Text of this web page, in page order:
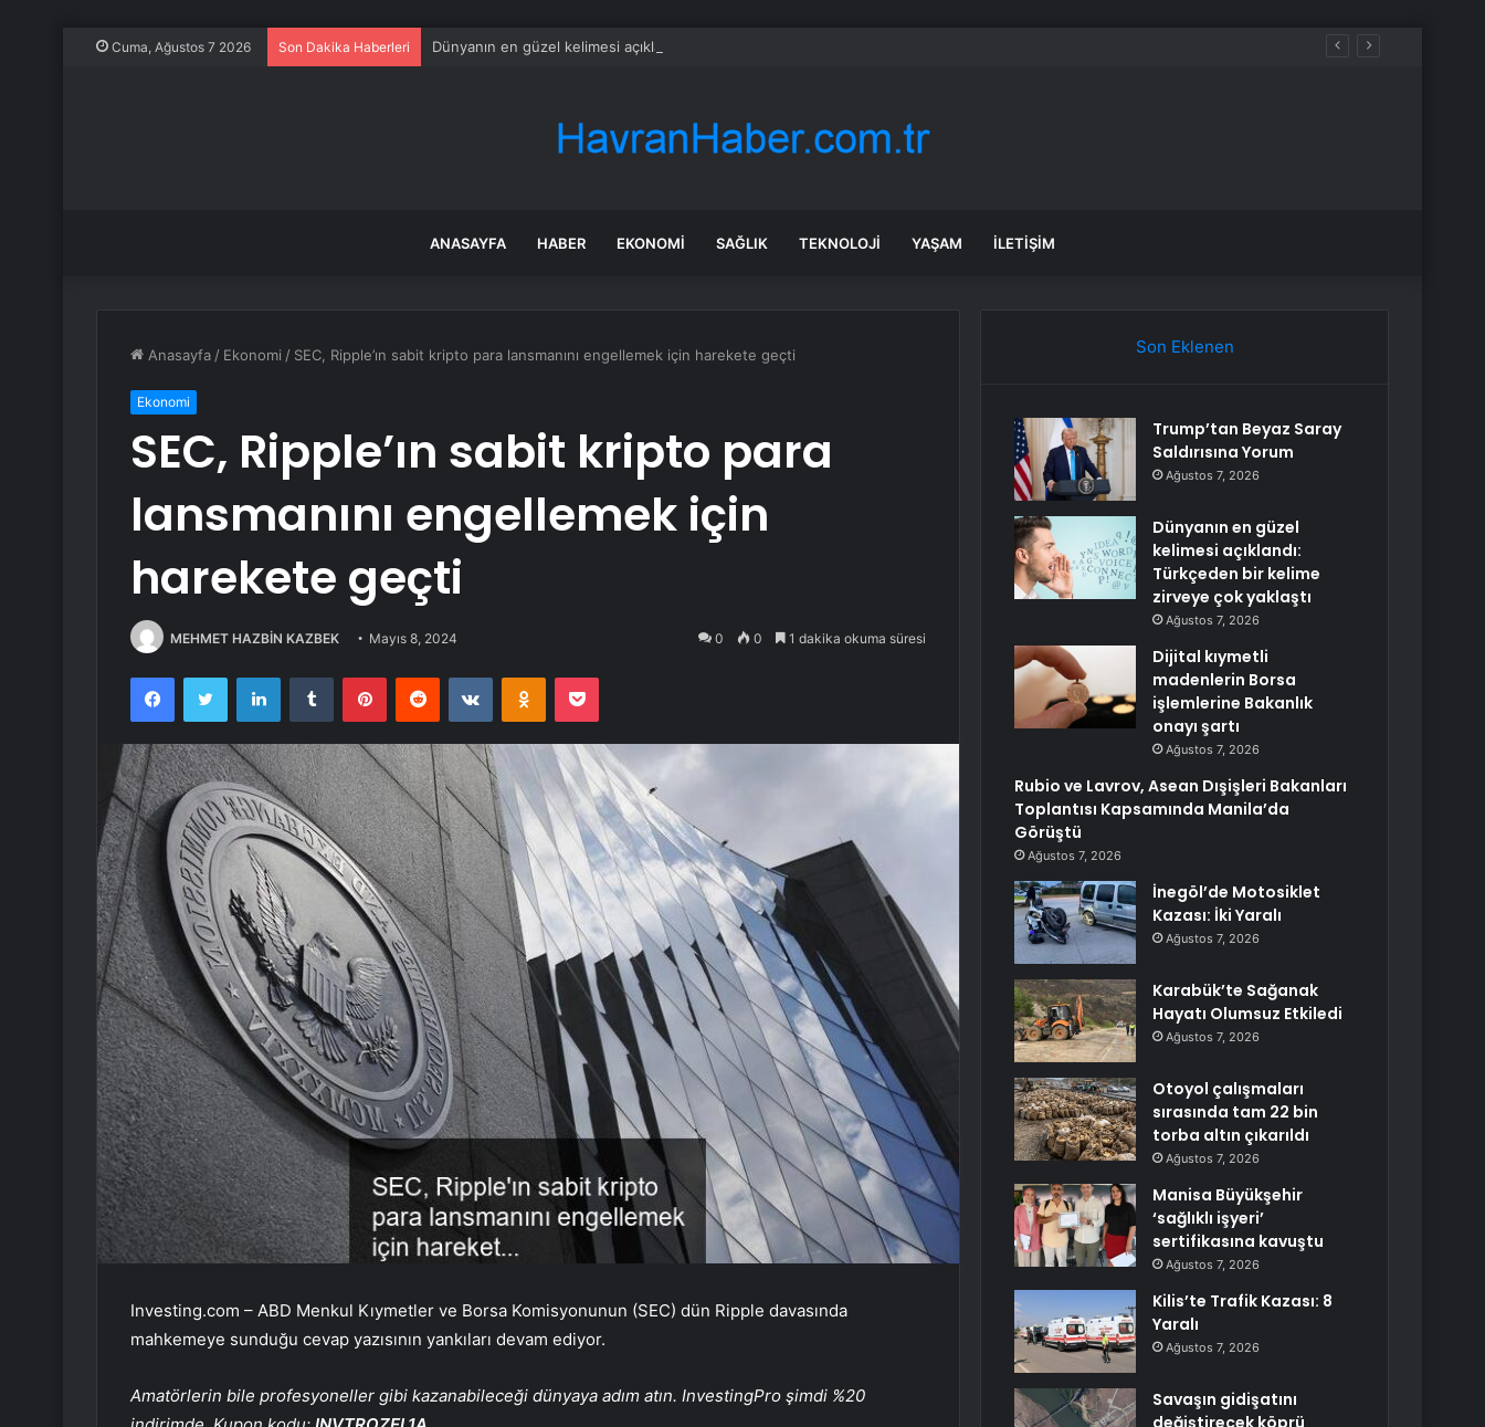
Cuma, Ağustos 7 2026 Son Dakika Haberleri Dünyanın en güzel kelimesi açıklandı: Türkçeden bir kelime zirveye çok yaklaştı
ANASAYFA HABER EKONOMI SAĞLIK TEKNOLOJI YAŞAM İLETIŞIM
Anasayfa / Ekonomi / SEC, Ripple’ın sabit kripto para lansmanını engellemek için harekete geçti
Ekonomi
SEC, Ripple’ın sabit kripto para
lansmanını engellemek için
harekete geçti
MEHMET HAZBİN KAZBEK Mayıs 8, 2024 0 0 1 dakika okuma süresi
FacebookTwitter LinkedInTumblr PinterestReddit VKontakteOdnoklassniki
Pocket
Investing.com – ABD Menkul Kıymetler ve Borsa Komisyonunun (SEC) dün Ripple davasında
mahkemeye sunduğu cevap yazısının yankıları devam ediyor.
Amatörlerin bile profesyoneller gibi kazanabileceği dünyaya adım atın. InvestingPro şimdi %20
Son Eklenen
Trump’tan Beyaz Saray
Saldırısına Yorum
Ağustos 7, 2026
Dünyanın en güzel
kelimesi açıklandı:
Türkçeden bir kelime
zirveye çok yaklaştı
Ağustos 7, 2026
Dijital kıymetli
madenlerin Borsa
işlemlerine Bakanlık
onayı şartı
Ağustos 7, 2026
Rubio ve Lavrov, Asean Dışişleri Bakanları
Toplantısı Kapsamında Manila’da
Görüştü
Ağustos 7, 2026
İnegöl’de Motosiklet
Kazası: İki Yaralı
Ağustos 7, 2026
Karabük’te Sağanak
Hayatı Olumsuz Etkiledi
Ağustos 7, 2026
Otoyol çalışmaları
sırasında tam 22 bin
torba altın çıkarıldı
Ağustos 7, 2026
Manisa Büyükşehir
‘sağlıklı işyeri’
sertifikasına kavuştu
Ağustos 7, 2026
Kilis’te Trafik Kazası: 8
Yaralı
Ağustos 7, 2026
Savaşın gidişatını
değiştirecek köprü